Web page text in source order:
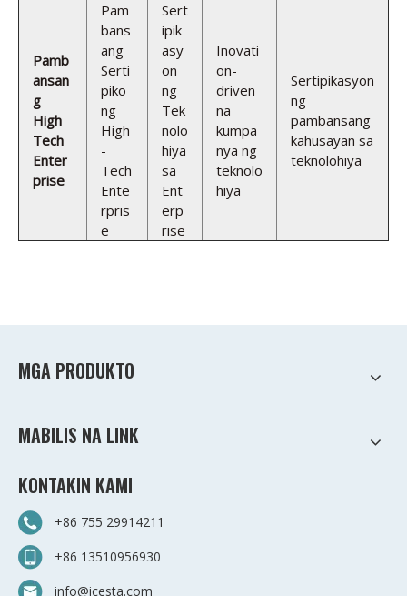
Pamb
ansan
g
High
Tech
Enter
prise
Pam
bans
ang
Serti
piko
ng
High
-
Tech
Ente
rpris
e
Sert
ipik
asy
on
ng
Tek
nolo
hiya
sa
Ent
erp
rise
Inovati
on-
driven
na
kumpa
nya ng
teknolo
hiya
Sertipikasyon
ng
pambansang
kahusayan sa
teknolohiya
MGA PRODUKTO
MABILIS NA LINK
KONTAKIN KAMI
+86 755 29914211
+86 13510956930
info@icesta.com